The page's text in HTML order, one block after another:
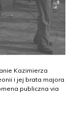
Kazimierza
i jej brata majora
publiczna via